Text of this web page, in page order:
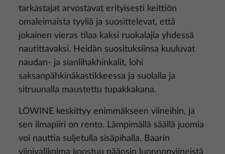
tarkastajat arvostavat erityisesti keittiön
omaleimaista tyyliä ja suosittelevat, että
jokainen vieras tilaa kaksi ruokalajia yhdessä
nautittavaksi. Heidän suosituksiinsa kuuluvat
naudan- ja sianlihakhinkalit, lohi
saksanpähkinäkastikkeessa ja suolalla ja
sitruunalla maustettu tupakkakana.
LOWINE keskittyy enimmäkseen viineihin, ja
sen ilmapiiri on rento. Lämpimällä säällä juomia
voi nauttia suljetulla sisäpihalla. Baarin
viinivalikoima koostuu pääosin luonnonviineistä